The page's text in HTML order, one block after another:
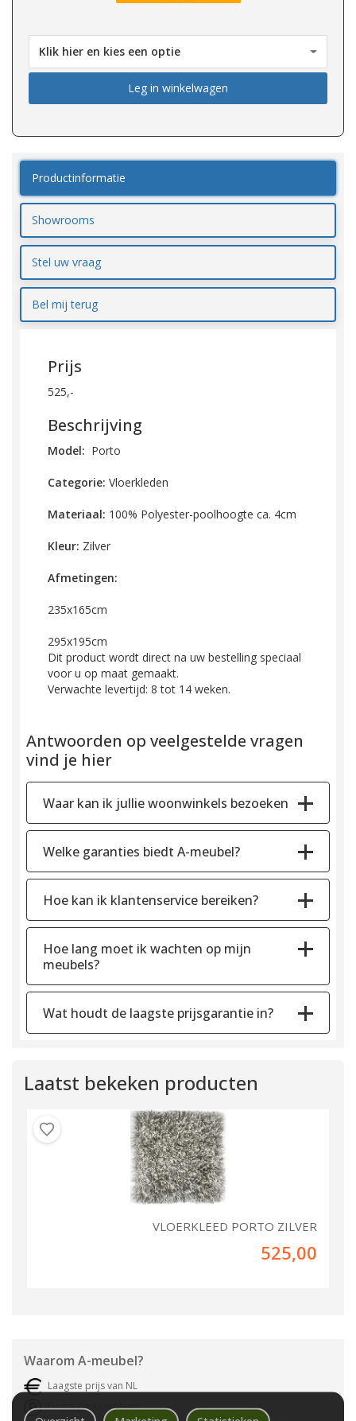
Leg in winkelwagen
Productinformatie
Showrooms
Stel uw vraag
Bel mij terug
Prijs
525,-
Beschrijving
Model: Porto
Categorie: Vloerkleden
Materiaal: 100% Polyester-poolhoogte ca. 4cm
Kleur: Zilver
Afmetingen:
235x165cm
295x195cm
Dit product wordt direct na uw bestelling speciaal
voor u op maat gemaakt.
Verwachte levertijd: 8 tot 14 weken.
Antwoorden op veelgestelde vragen
vind je hier
Waar kan ik jullie woonwinkels bezoeken
Welke garanties biedt A-meubel?
Hoe kan ik klantenservice bereiken?
Hoe lang moet ik wachten op mijn
meubels?
Wat houdt de laagste prijsgarantie in?
Laatst bekeken producten
VLOERKLEED PORTO ZILVER
525,00
Waarom A-meubel?
Laagste prijs van NL
Gratis parkeerplaats